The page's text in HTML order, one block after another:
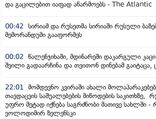
და გაცილებით იაფად აწარმოებს - The Atlantic
00:42 სირიამ და რუსეთმა სირიაში რუსული
მემორანდუმი გააფორმეს
00:02 წალენჯიხაში, მდინარეში დაკარგული
შვილი გადაარჩინა და თვითონ დინებამ გაიტაცა,
22:01 მომდევნო კვირაში ახალი
თავდაცვის საშუალებების მიწოდების საკითხზე,
უფრო მეტად იქნება საგრძნობი მათივე სახლში -
ვოლოდიმირ ზელენსკი